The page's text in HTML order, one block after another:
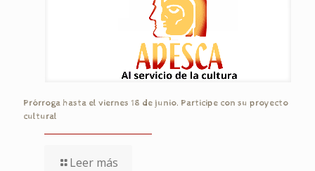
Prórroga hasta el viernes 18 de junio. Participe con su proyecto
cultural
Leer más